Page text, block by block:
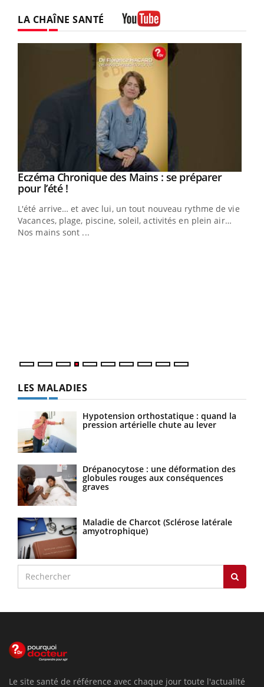
LA CHAÎNE SANTÉ
Youtube
Eczéma Chronique des Mains : se préparer
pour l’été !Youtube
L'été arrive… et avec lui, un tout nouveau rythme de vie !
Vacances, plage, piscine, soleil, activités en plein air…
Nos mains sont ...
LES MALADIES
Hypotension orthostatique : quand la
pression artérielle chute au lever
Drépanocytose : une déformation des
globules rouges aux conséquences
graves
Maladie de Charcot (Sclérose latérale
amyotrophique)
Le site santé de référence avec chaque jour toute l'actualité